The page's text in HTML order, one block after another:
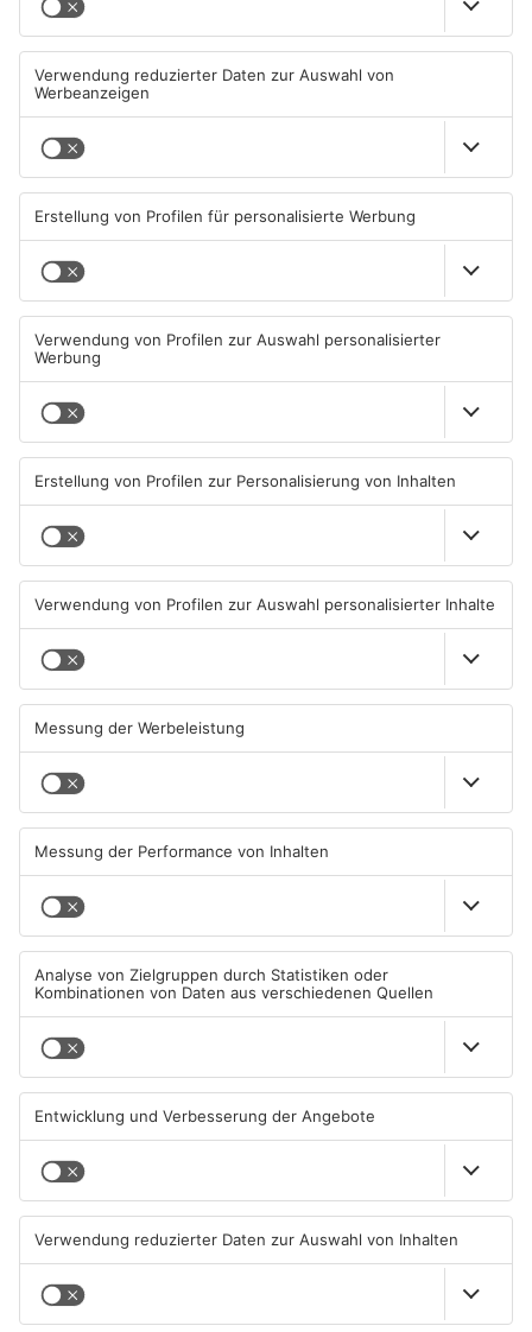
Mehr aus Kreis
Miltenberg
Miltenberg: Alkoholisierter
Rentner überschlägt sich bei
Autounfall
MILTENBERG
Zustand des Faulbacher
Gemeindewaldes soll erfasst
werden
Sommerliche Temperaturen
und jede Menge Live-Musik
01.08.2026, 21:20 UHR IN KREIS
MILTENBERG
Straße bei Windischbuchen
Promille in Eichenbühl
gestoppt
MILTENBERG
Sohlbach wird Leiterin der
Allgemein- und
MILTENBERG